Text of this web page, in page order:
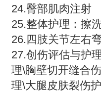
24.臀部肌肉注射
25.整体护理：擦
26.四肢关节左右
27.创伤评估与护
理\胸壁切开缝合
理\大腿皮肤裂伤